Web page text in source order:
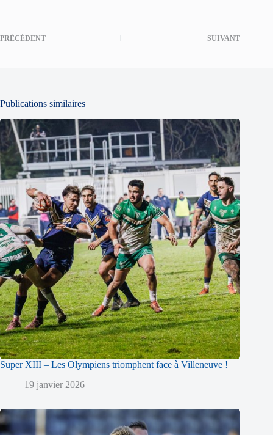
PRÉCÉDENT SUIVANT
Publications similaires
Super XIII – Les Olympiens triomphent face à Villeneuve !
19 janvier 2026